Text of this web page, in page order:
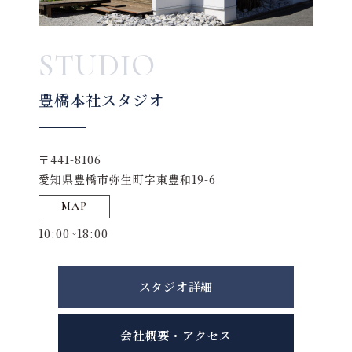
STUDIO
豊橋本社スタジオ
〒441-8106
愛知県豊橋市弥生町字東豊和19-6
MAP
10:00~18:00
スタジオ詳細
会社概要・アクセス